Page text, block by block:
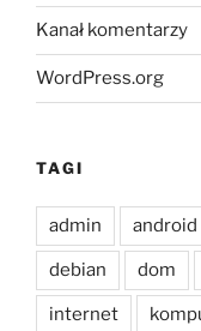
Kanał komentarzy
WordPress.org
TAGI
admin android
debian dom
internet